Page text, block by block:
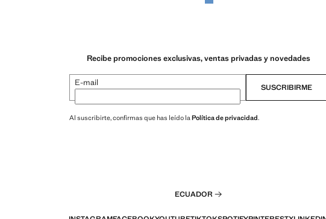
Recibe promociones exclusivas, ventas privadas y novedades
E-mail SUSCRIBIRME
Al suscribirte, confirmas que has leído la Política de privacidad.
ECUADOR